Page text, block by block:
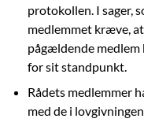
protokollen. I sager,
medlemmet kræve,
pågældende medlem
for sit standpunkt.
Rådets medlemmer
med de i